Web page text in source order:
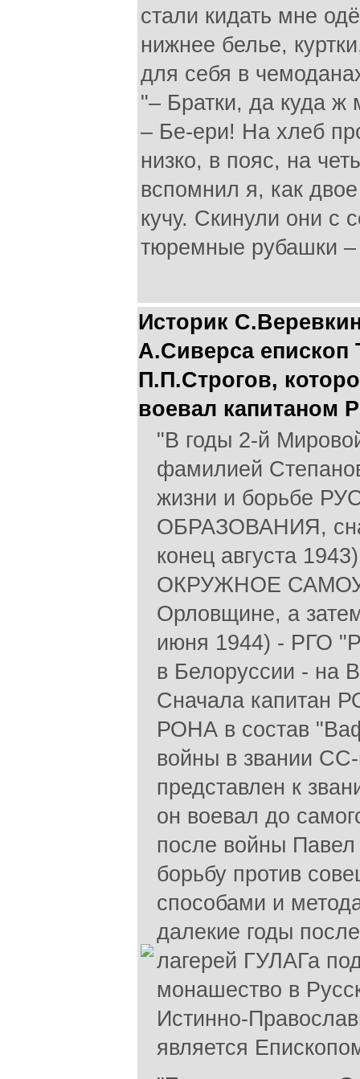
стали кидать мне
нижнее белье,
для себя в
"– Братки, да куда ж
– Бе-ери! На хлеб
низко, в пояс, на
вспомнил я, как
кучу. Скинули они с
тюремные рубашки –
Историк
А.Сиверса епископ
П.П.Строгов,
воевал капитаном
"В годы 2-й
фамилией
жизни и борьбе
ОБРАЗОВАНИЯ,
конец августа
ОКРУЖНОЕ
Орловщине, а
июня 1944) - РГО
в Белоруссии - на
Сначала капитан
РОНА в состав
войны в звании
представлен к
он воевал до
после войны
борьбу против
способами и
далекие годы
лагерей ГУЛАГа
монашество в
Истинно-
является